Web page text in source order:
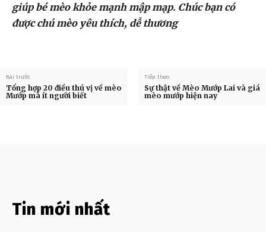
giúp bé mèo khỏe mạnh mập mạp. Chúc bạn có
được chú mèo yêu thích, dễ thương
Bài trước
Tổng hợp 20 điều thú vị về mèo
Mướp mà ít người biết
Tiếp theo
Sự thật về Mèo Mướp Lai và giá
mèo mướp hiện nay
Tin mới nhất